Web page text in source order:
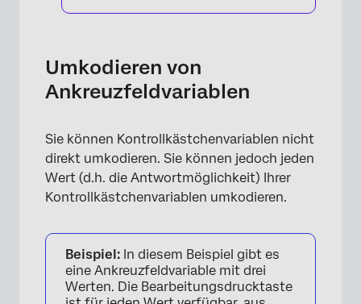
Umkodieren von
Ankreuzfeldvariablen
Sie können Kontrollkästchenvariablen nicht
direkt umkodieren. Sie können jedoch jeden
Wert (d.h. die Antwortmöglichkeit) Ihrer
Kontrollkästchenvariablen umkodieren.
Beispiel: In diesem Beispiel gibt es
eine Ankreuzfeldvariable mit drei
Werten. Die Bearbeitungsdrucktaste